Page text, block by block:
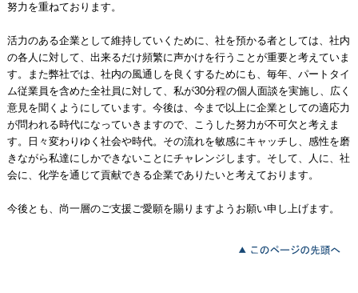
努力を重ねております。
活力のある企業として維持していくために、社を預かる者としては、社内
の各人に対して、出来るだけ頻繁に声かけを行うことが重要と考えていま
す。また弊社では、社内の風通しを良くするためにも、毎年、パートタイ
ム従業員を含めた全社員に対して、私が30分程の個人面談を実施し、広く
意見を聞くようにしています。今後は、今まで以上に企業としての適応力
が問われる時代になっていきますので、こうした努力が不可欠と考えま
す。日々変わりゆく社会や時代。その流れを敏感にキャッチし、感性を磨
きながら私達にしかできないことにチャレンジします。そして、人に、社
会に、化学を通じて貢献できる企業でありたいと考えております。
今後とも、尚一層のご支援ご愛願を賜りますようお願い申し上げます。